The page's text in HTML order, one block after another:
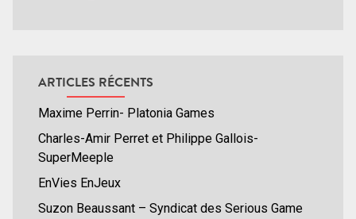
ARTICLES RÉCENTS
Maxime Perrin- Platonia Games
Charles-Amir Perret et Philippe Gallois-
SuperMeeple
EnVies EnJeux
Suzon Beaussant – Syndicat des Serious Game